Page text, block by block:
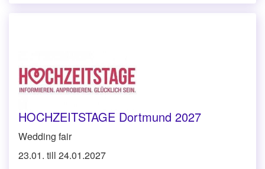
HOCHZEITSTAGE Dortmund 2027
Wedding fair
23.01. till 24.01.2027